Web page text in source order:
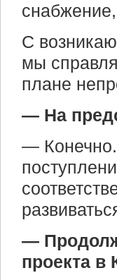
С
мы
плане
— На
—
—
проекта в